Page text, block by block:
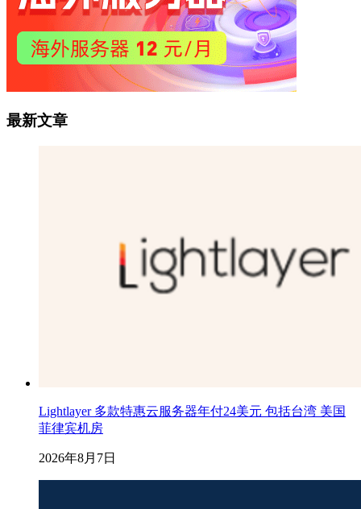
最新文章
Lightlayer 多款特惠云服务器年付24美元 包括台湾 美国
菲律宾机房
2026年8月7日